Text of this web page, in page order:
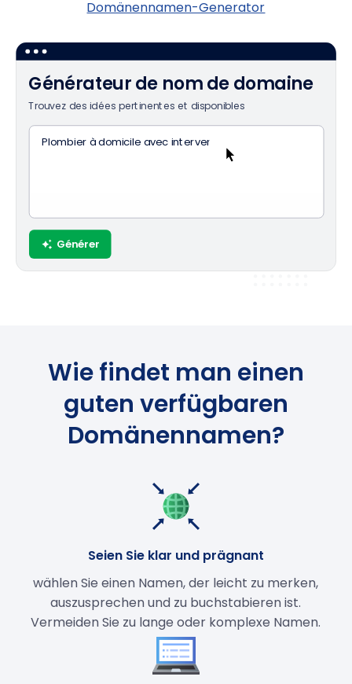
Domänennamen-Generator
Wie findet man einen
guten verfügbaren
Domänennamen?
Seien Sie klar und prägnant
wählen Sie einen Namen, der leicht zu merken,
auszusprechen und zu buchstabieren ist.
Vermeiden Sie zu lange oder komplexe Namen.